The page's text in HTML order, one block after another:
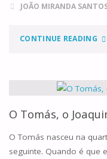
JOÃO MIRANDA
CONTINUE READING
UM
O Tomás, o
O Tomás nasceu na
seguinte. Quando é que